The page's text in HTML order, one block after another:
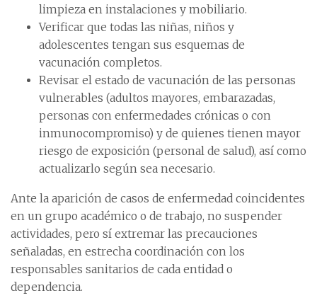
limpieza en instalaciones y mobiliario.
Verificar que todas las niñas, niños y
adolescentes tengan sus esquemas de
vacunación completos.
Revisar el estado de vacunación de las personas
vulnerables (adultos mayores, embarazadas,
personas con enfermedades crónicas o con
inmunocompromiso) y de quienes tienen mayor
riesgo de exposición (personal de salud), así como
actualizarlo según sea necesario.
Ante la aparición de casos de enfermedad coincidentes
en un grupo académico o de trabajo, no suspender
actividades, pero sí extremar las precauciones
señaladas, en estrecha coordinación con los
responsables sanitarios de cada entidad o
dependencia.